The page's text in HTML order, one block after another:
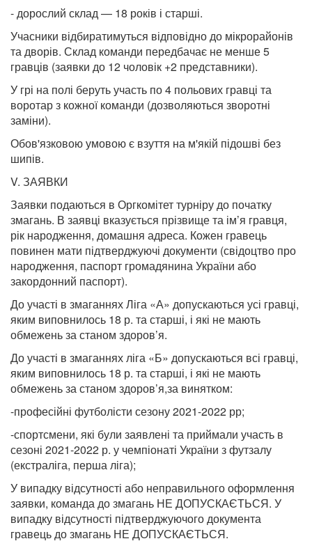
- дорослий склад — 18 років і старші.
Учасники відбиратимуться відповідно до мікрорайонів
та дворів. Склад команди передбачає не менше 5
гравців (заявки до 12 чоловік +2 представники).
У грі на полі беруть участь по 4 польових гравці та
воротар з кожної команди (дозволяються зворотні
заміни).
Обов'язковою умовою є взуття на м'якій підошві без
шипів.
V. ЗАЯВКИ
Заявки подаються в Оргкомітет турніру до початку
змагань. В заявці вказується прізвище та ім’я гравця,
рік народження, домашня адреса. Кожен гравець
повинен мати підтверджуючі документи (свідоцтво про
народження, паспорт громадянина України або
закордонний паспорт).
До участі в змаганнях Ліга «А» допускаються усі гравці,
яким виповнилось 18 р. та старші, і які не мають
обмежень за станом здоров’я.
До участі в змаганнях ліга «Б» допускаються всі гравці,
яким виповнилось 18 р. та старші, і які не мають
обмежень за станом здоров’я,за винятком:
-професійні футболісти сезону 2021-2022 рр;
-спортсмени, які були заявлені та приймали участь в
сезоні 2021-2022 р. у чемпіонаті України з футзалу
(екстраліга, перша ліга);
У випадку відсутності або неправильного оформлення
заявки, команда до змагань НЕ ДОПУСКАЄТЬСЯ. У
випадку відсутності підтверджуючого документа
гравець до змагань НЕ ДОПУСКАЄТЬСЯ.